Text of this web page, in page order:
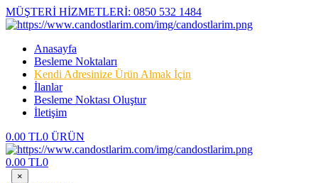
MÜŞTERİ HİZMETLERİ: 0850 532 1484
Anasayfa
Besleme Noktaları
Kendi Adresinize Ürün Almak İçin
İlanlar
Besleme Noktası Oluştur
İletişim
0.00 TL0 ÜRÜN
0.00 TL0
×